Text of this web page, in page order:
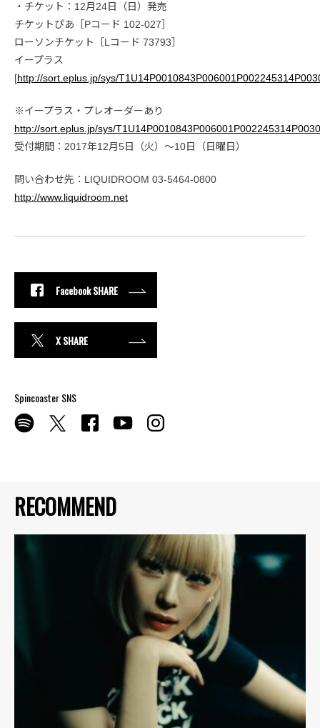
RECOMMEND
・チケット：12月24日（日）発売
チケットぴあ［Pコード 102-027］
ローソンチケット［Lコード 73793］
イープラス
[http://sort.eplus.jp/sys/
※イープラス・プレオーダーあり
http://sort.eplus.jp/sys/
受付期間：2017年12月5日（火）～10日（日曜日）
問い合わせ先：LIQUIDROOM 03-5464-0800
http://www.liquidroom.net
Facebook SHARE
X SHARE
Spincoaster SNS